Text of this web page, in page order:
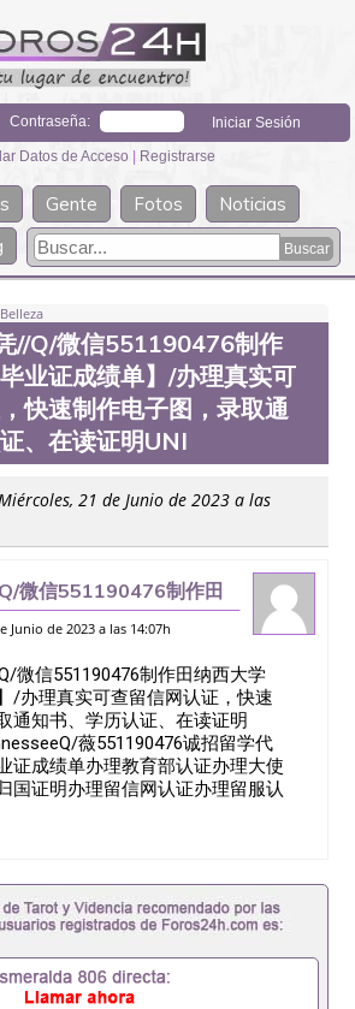
Contraseña:
Datos de Acceso | Registrarse
Gente Fotos
Noticias
//Q/微信551190476制作
业证成绩单】/办理真实可
快速制作电子图，录取通
、在读证明UNI
21 de Junio de 2023 a las
微信551190476制作田
成绩单】/办理真实可查
读证明Uni
Junio de 2023 a las 14:07h
微信551190476制作田纳西大学
/办理真实可查留信网认证，快速
通知书、学历认证、在读证明
薇551190476诚招留学代
证成绩单办理教育部认证办理大使
国证明办理留信网认证办理留服认
办理澳洲文凭办理英国文凭办理加
国人员证明+教育部认证,录取通知
留学回国必备证明材料，给父母及
交代）； 2、雅思、托福，
申请工签都可以用到）。 注：上述
安排办理，毕业证成绩单，学校，